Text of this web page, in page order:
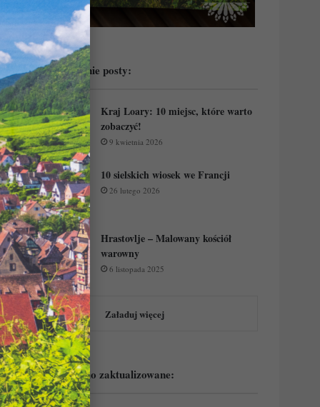
Przeczytaj ostatnie posty:
Kraj Loary: 10 miejsc, które warto
zobaczyć!
9 kwietnia 2026
10 sielskich wiosek we Francji
26 lutego 2026
Hrastovlje – Malowany kościół
warowny
6 listopada 2025
Załaduj więcej
Podejrzyj ostatnio zaktualizowane: